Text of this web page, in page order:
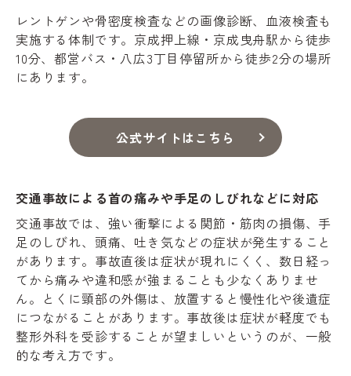
レントゲンや骨密度検査などの画像診断、血液検査も
実施する体制です。京成押上線・京成曳舟駅から徒歩
10分、都営バス・八広3丁目停留所から徒歩2分の場所
にあります。
公式サイトはこちら
交通事故による首の痛みや手足のしびれなどに対応
交通事故では、強い衝撃による関節・筋肉の損傷、手
足のしびれ、頭痛、吐き気などの症状が発生すること
があります。事故直後は症状が現れにくく、数日経っ
てから痛みや違和感が強まることも少なくありませ
ん。とくに頸部の外傷は、放置すると慢性化や後遺症
につながることがあります。事故後は症状が軽度でも
整形外科を受診することが望ましいというのが、一般
的な考え方です。